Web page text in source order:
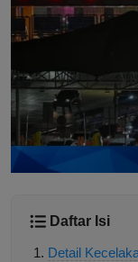
Daftar Isi
Detail